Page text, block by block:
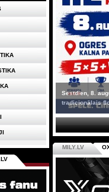
Sestdien, 8.
tradicionālais
MILY.LV